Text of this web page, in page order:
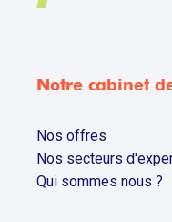
Notre cabinet
Nos offres
Nos secteurs
Qui sommes nous ?